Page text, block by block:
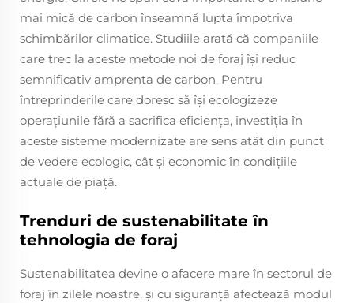
mai mică de carbon înseamnă lupta împotriva
schimbărilor climatice. Studiile arată că companiile
care trec la aceste metode noi de foraj îşi reduc
semnificativ amprenta de carbon. Pentru
întreprinderile care doresc să își ecologizeze
operațiunile fără a sacrifica eficiența, investiția în
aceste sisteme modernizate are sens atât din punct
de vedere ecologic, cât și economic în condițiile
actuale de piață.
Trenduri de sustenabilitate în
tehnologia de foraj
Sustenabilitatea devine o afacere mare în sectorul de
foraj în zilele noastre, și cu siguranță afectează modul